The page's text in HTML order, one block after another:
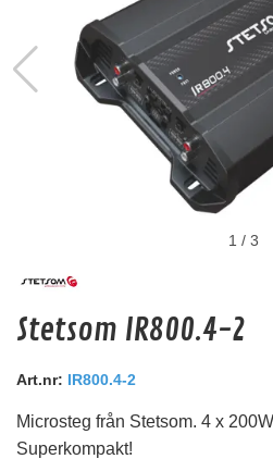
Deaf Bonce Machete 20mm2 OFC
20mm2 kopparkabel
Snabblager 1-3 dagar
1 / 3
Stetsom IR800.4-2
Art.nr: IR800.4-2
Microsteg från Stetsom. 4 x
Superkompakt!